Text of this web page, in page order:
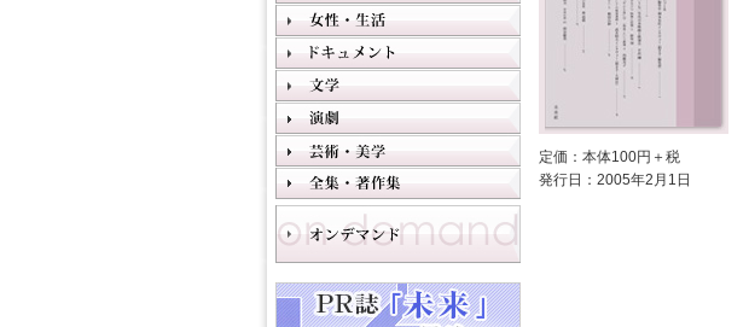
定価：本体100円＋税
発行日：2005年2月1日